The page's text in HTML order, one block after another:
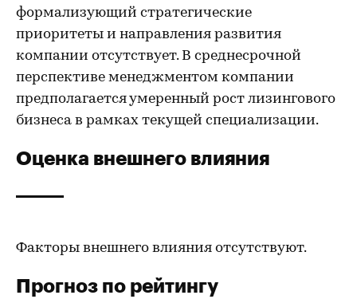
формализующий стратегические
приоритеты и направления развития
компании отсутствует. В среднесрочной
перспективе менеджментом компании
предполагается умеренный рост лизингового
бизнеса в рамках текущей специализации.
Оценка внешнего влияния
Факторы внешнего влияния отсутствуют.
Прогноз по рейтингу